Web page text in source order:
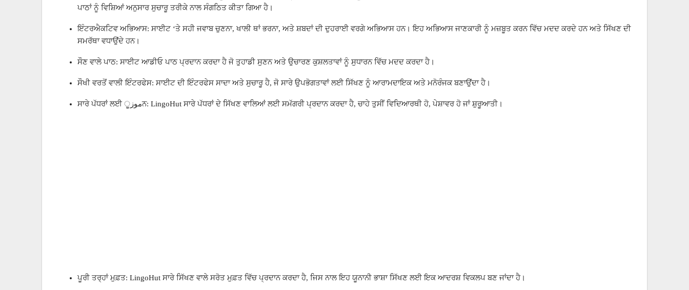
ਪਾਠਾਂ ਨੂੰ ਵਿਸ਼ਿਆਂ ਅਨੁਸਾਰ ਸੁਚਾਰੂ ਤਰੀਕੇ ਨਾਲ ਸੰਗਠਿਤ ਕੀਤਾ ਗਿਆ ਹੈ।
ਇੰਟਰਐਕਟਿਵ ਅਭਿਆਸ: ਸਾਈਟ ‘ਤੇ ਸਹੀ ਜਵਾਬ ਚੁਣਨਾ, ਖਾਲੀ ਥਾਂ ਭਰਨਾ, ਅਤੇ ਸ਼ਬਦਾਂ ਦੀ ਦੁਹਰਾਈ ਵਰਗੇ ਅਭਿਆਸ ਹਨ। ਇਹ ਅਭਿਆਸ ਜਾਣਕਾਰੀ ਨੂੰ ਮਜ਼ਬੂਤ ਕਰਨ ਵਿੱਚ ਮਦਦ ਕਰਦੇ ਹਨ ਅਤੇ ਸਿੱਖਣ ਦੀ
ਸਮਰੱਥਾ ਵਧਾਉਂਦੇ ਹਨ।
ਸੌਣ ਵਾਲੇ ਪਾਠ: ਸਾਈਟ ਆਡੀਓ ਪਾਠ ਪ੍ਰਦਾਨ ਕਰਦਾ ਹੈ ਜੋ ਤੁਹਾਡੀ ਸੁਣਨ ਅਤੇ ਉਚਾਰਣ ਕੁਸ਼ਲਤਾਵਾਂ ਨੂੰ ਸੁਧਾਰਨ ਵਿੱਚ ਮਦਦ ਕਰਦਾ ਹੈ।
ਸੌਖੀ ਵਰਤੋਂ ਵਾਲੀ ਇੰਟਰਫੇਸ: ਸਾਈਟ ਦੀ ਇੰਟਰਫੇਸ ਸਾਦਾ ਅਤੇ ਸੁਚਾਰੂ ਹੈ, ਜੋ ਸਾਰੇ ਉਪਭੋਗਤਾਵਾਂ ਲਈ ਸਿੱਖਣ ਨੂੰ ਆਰਾਮਦਾਇਕ ਅਤੇ ਮਨੋਰੰਜਕ ਬਣਾਉਂਦਾ ਹੈ।
ਸਾਰੇ ਪੱਧਰਾਂ ਲਈ موزੂਨ: LingoHut ਸਾਰੇ ਪੱਧਰਾਂ ਦੇ ਸਿੱਖਣ ਵਾਲਿਆਂ ਲਈ ਸਮੱਗਰੀ ਪ੍ਰਦਾਨ ਕਰਦਾ ਹੈ, ਚਾਹੇ ਤੁਸੀਂ ਵਿਦਿਆਰਥੀ ਹੋ, ਪੇਸ਼ਾਵਰ ਹੋ ਜਾਂ ਸ਼ੁਰੂਆਤੀ।
ਪੂਰੀ ਤਰ੍ਹਾਂ ਮੁਫ਼ਤ: LingoHut ਸਾਰੇ ਸਿੱਖਣ ਵਾਲੇ ਸਰੋਤ ਮੁਫ਼ਤ ਵਿੱਚ ਪ੍ਰਦਾਨ ਕਰਦਾ ਹੈ, ਜਿਸ ਨਾਲ ਇਹ ਯੂਨਾਨੀ ਭਾਸ਼ਾ ਸਿੱਖਣ ਲਈ ਇਕ ਆਦਰਸ਼ ਵਿਕਲਪ ਬਣ ਜਾਂਦਾ ਹੈ।